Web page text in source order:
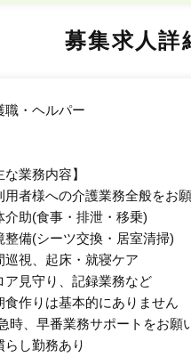
募集求人詳
職・ヘルパー
な業務内容】
用者様への介護業務全般をお
介助(食事・排泄・移乗)
整備(シーツ交換・居室清掃)
巡視、起床・就寝ケア
ア見守り、記録業務など
食作りは基本的にありません
時、早番業務サポートをお願
らし勤務あり